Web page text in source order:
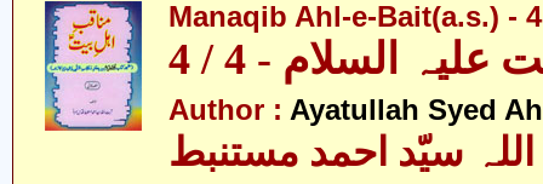
Manaqib Ahl-e-Bait(a.s.) -
السلام - 4 / 4
Author : Ayatullah Syed
سیّد احمد مستنبط